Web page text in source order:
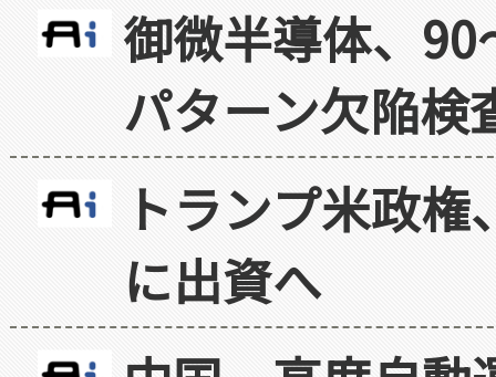
御微半導体、
パターン欠陥検
トランプ米政
に出資へ